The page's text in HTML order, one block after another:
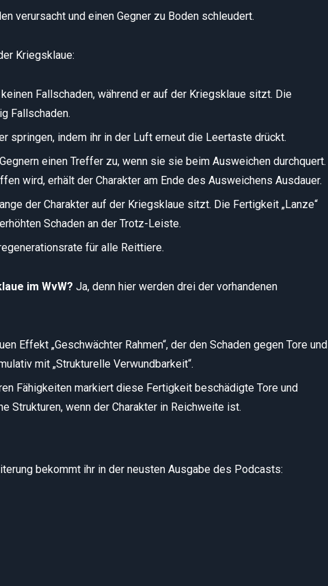
verursacht und einen Gegner zu Boden schleudert.
Kriegsklaue:
Fallschaden, während er auf der Kriegsklaue sitzt. Die
Fallschaden.
springen, indem ihr in der Luft erneut die Leertaste drückt.
einen Treffer zu, wenn sie sie beim Ausweichen durchquert.
wird, erhält der Charakter am Ende des Ausweichens Ausdauer.
der Charakter auf der Kriegsklaue sitzt. Die Fertigkeit „Lanze“
Schaden an der Trotz-Leiste.
für alle Reittiere.
im WvW? Ja, denn hier werden drei der vorhandenen
Effekt „Geschwächter Rahmen“, der den Schaden gegen Tore und
mit „Strukturelle Verwundbarkeit“.
Fähigkeiten markiert diese Fertigkeit beschädigte Tore und
Strukturen, wenn der Charakter in Reichweite ist.
bekommt ihr in der neusten Ausgabe des Podcasts: